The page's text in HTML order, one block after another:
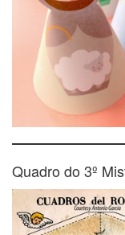
Quadro do 3º